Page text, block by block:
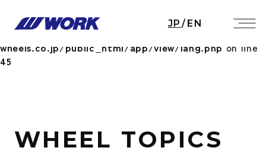
Notice: Undefined index: HTTP_ACCEPT_LANGUAGE
/home/workwheels/work-
wheels.co.jp/public_html/app/view/lang.php on line
45
JP / EN
WHEEL TOPICS